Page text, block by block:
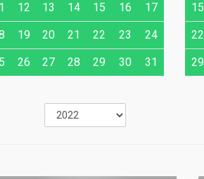
12 13 14 15 16 17
19 20 21 22 23 24
26 27 28 29 30 31
15
22
29